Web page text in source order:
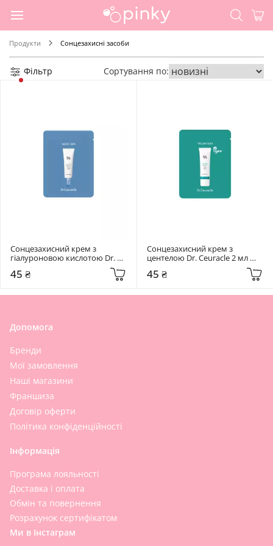
Продукти Сонцезахисні засоби
Фільтр Сортування по:
Сонцезахисний крем з
гіалуроновою кислотою Dr.
Ceuracle 2 мл Hyal Reyouth
Moist Sun
45 ₴
Сонцезахисний крем з
центелою Dr. Ceuracle 2 мл
45 ₴
Допомога
Бренди
Мої замовлення
Наші магазини
Франшиза
Договір оферти
Політика конфіденційності
Інформація
Програма лояльності
Доставка і оплата
Обмін та повернення
Розрахунок сертифікатом
Ми в Інстаграм